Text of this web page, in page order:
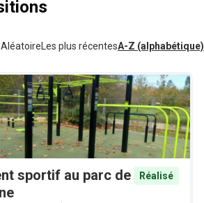
Aléatoire Les plus récentesA-Z (alphabétique)
sportif au parc de
Réalisé